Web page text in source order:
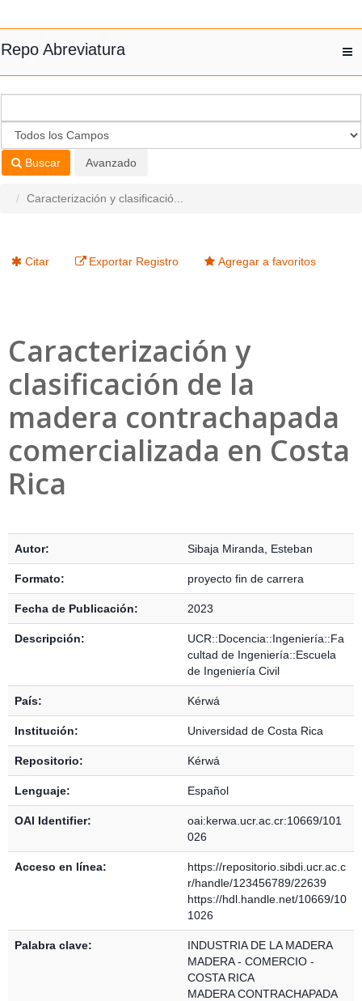
Repo Abreviatura
Buscar Avanzado
Caracterización y clasificació...
Citar Exportar Registro Agregar a favoritos
Caracterización y
clasificación de la
madera contrachapada
comercializada en Costa
Rica
Autor: Sibaja Miranda, Esteban
Formato: proyecto fin de carrera
Fecha de Publicación: 2023
Descripción:
UCR::Docencia::Ingeniería::Fa
cultad de Ingeniería::Escuela
de Ingeniería Civil
País: Kérwá
Institución: Universidad de Costa Rica
Repositorio: Kérwá
Lenguaje: Español
OAI Identifier:
oai:kerwa.ucr.ac.cr:10669/101
026
Acceso en línea:
https://repositorio.sibdi.ucr.ac.c
r/handle/123456789/22639
https://hdl.handle.net/10669/10
1026
Palabra clave:
INDUSTRIA DE LA MADERA
MADERA - COMERCIO -
COSTA RICA
MADERA CONTRACHAPADA